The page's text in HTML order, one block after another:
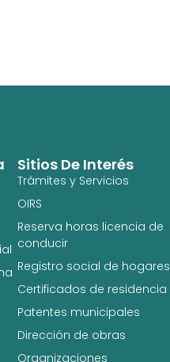
Sitios De Interés
Trámites y Servicios
OIRS
Reserva horas licencia de
conducir
Registro social de hogares
Certificados de residencia
Patentes municipales
Dirección de obras
Organizaciones